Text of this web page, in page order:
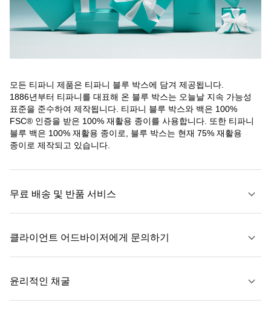
모든 티파니 제품은 티파니 블루 박스에 담겨 제공됩니다.
1886년부터 티파니를 대표해 온 블루 박스는 오늘날 지속 가능성
표준을 준수하여 제작됩니다. 티파니 블루 박스와 백은 100%
FSC® 인증을 받은 100% 재활용 종이를 사용합니다. 또한 티파니
블루 백은 100% 재활용 종이로, 블루 박스는 현재 75% 재활용
종이로 제작되고 있습니다.
무료 배송 및 반품 서비스
자세히 보기
클라이언트 어드바이저에게 문의하기
윤리적인 채굴